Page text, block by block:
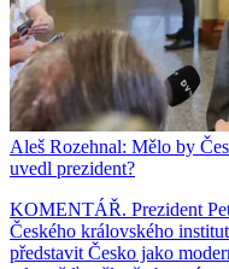
Aleš Rozehnal: Mělo by
uvedl prezident?
KOMENTÁŘ. Prezident
Českého královského
představit Česko jako